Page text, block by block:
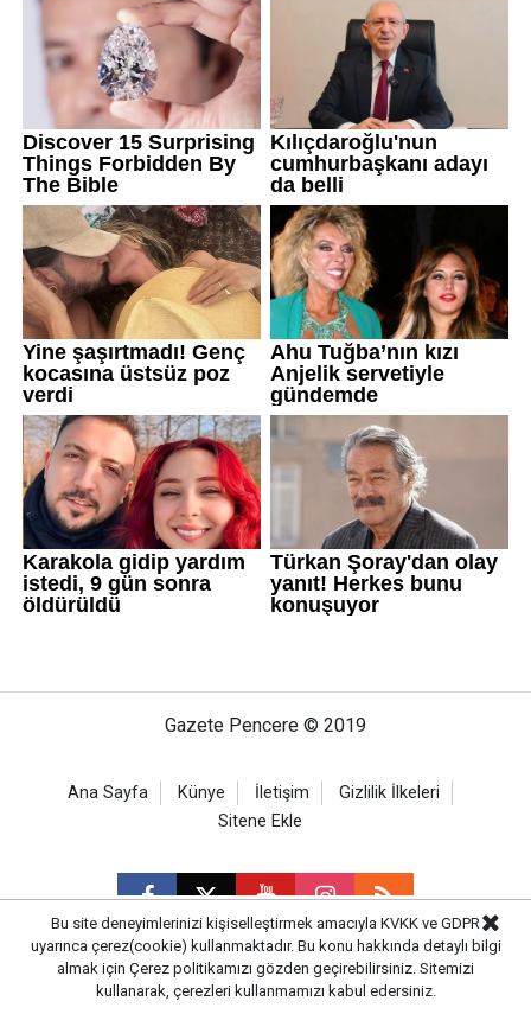
Gazete Pencere © 2019
Ana Sayfa Künye İletişim
Gizlilik İlkeleri
Sitene Ekle
CM Bilişim
Bu site deneyimlerinizi kişiselleştirmek amacıyla KVKK ve GDPR
uyarınca çerez(cookie) kullanmaktadır. Bu konu hakkında detaylı bilgi
almak için Çerez politikamızı gözden geçirebilirsiniz. Sitemizi
kullanarak, çerezleri kullanmamızı kabul edersiniz.